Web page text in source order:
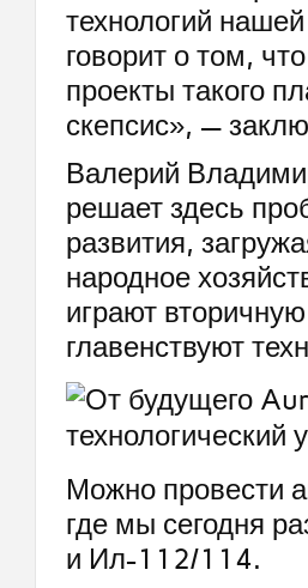
технологий
говорит о том,
проекты такого
скепсис», —
Валерий
решает здесь
развития,
народное
играют
главенствуют
Можно провести
где мы сегодня
и Ил-112/114.